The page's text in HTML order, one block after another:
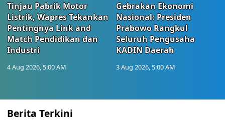
Tinjau Pabrik Motor
Listrik, Wapres Tekankan
Pentingnya Link and
Match Pendidikan dan
Industri
4 Aug 2026, 5:00 AM
Gebrakan Ekonomi
Nasional: Presiden
Prabowo Rangkul
Seluruh Pengusaha
KADIN Daerah
3 Aug 2026, 5:00 AM
Berita Terkini